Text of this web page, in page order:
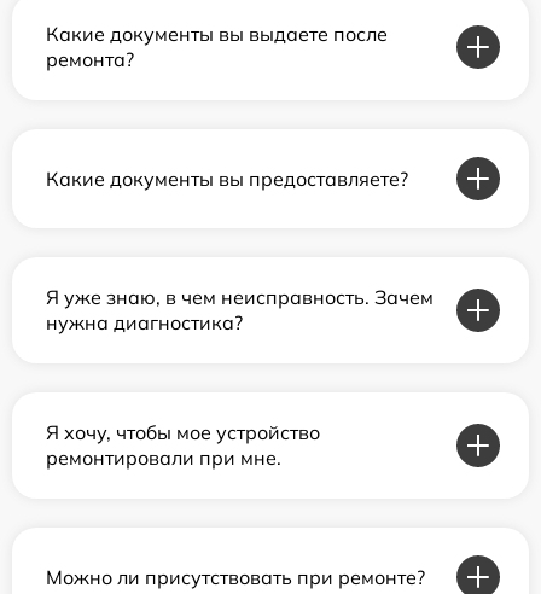
Какие документы вы выдаете после
ремонта?
Какие документы вы предоставляете?
Я уже знаю, в чем неисправность. Зачем
нужна диагностика?
Я хочу, чтобы мое устройство
ремонтировали при мне.
Можно ли присутствовать при ремонте?